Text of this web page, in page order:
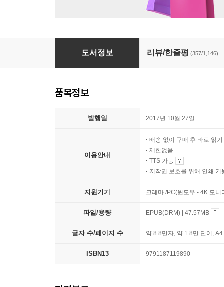
나는 나로 살기로 했다
도서정보 리뷰/한줄평 (357/1,146)
품목정보
발행일 2017년 10월 27일
이용안내
배송 없이 구매 후 바로 읽기
제한없음
TTS 가능
저작권 보호를 위해 인쇄 기
지원기기 크레마 /PC(윈도우 - 4K 모
파일/용량 EPUB(DRM) | 47.57MB
글자 수/페이지 수 약 8.8만자, 약 1.8만 단어,
ISBN13 9791187119890